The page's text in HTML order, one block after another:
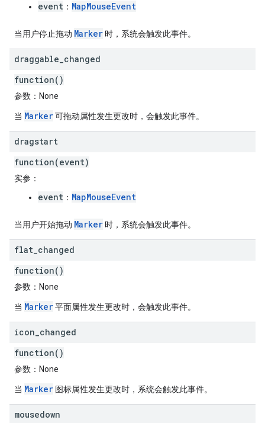
event ： MapMouseEvent
当用户停止拖动 Marker 时，系统会触发此事件。
draggable changed
function()
参数 ：None
当 Marker可拖动属性发生更改时，会触发此事件。
dragstart
function(event)
实参 ：
event ： MapMouseEvent
当用户开始拖动 Marker 时，系统会触发此事件。
flat changed
function()
参数 ：None
当 Marker平面属性发生更改时，会触发此事件。
icon changed
function()
参数 ：None
当 Marker 图标属性发生更改时，系统会触发此事件。
mousedown